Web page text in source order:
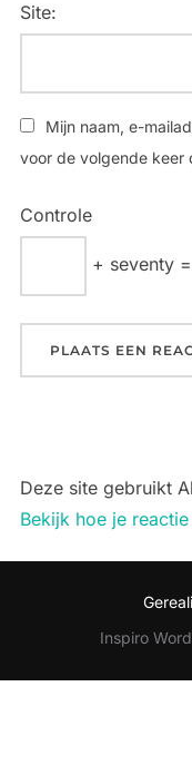
Site:
Mijn naam, e-
voor de volgende keer
Controle
+ seventy
Deze site gebruikt
Bekijk hoe je
Inspiro